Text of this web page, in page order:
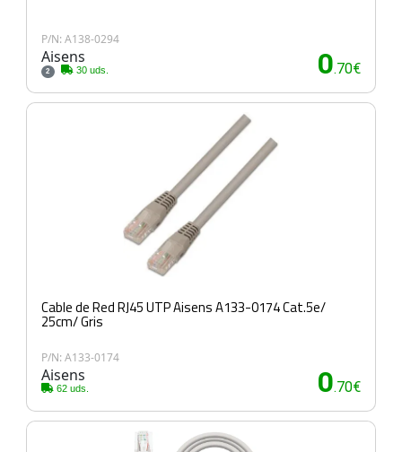
P/N: A138-0294
Aisens
2 30 uds. 0.70€
Cable de Red RJ45 UTP Aisens A133-0174 Cat.5e/
25cm/ Gris
P/N: A133-0174
Aisens
62 uds. 0.70€